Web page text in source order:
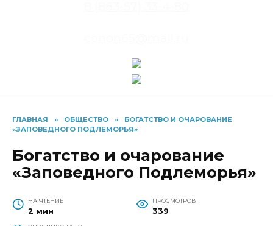
ГЛАВНАЯ » ОБЩЕСТВО »
БОГАТСТВО И ОЧАРОВАНИЕ
«ЗАПОВЕДНОГО ПОДЛЕМОРЬЯ»
Богатство и очарование
«Заповедного Подлеморья»
НА ЧТЕНИЕ
2 мин
ПРОСМОТРОВ
339